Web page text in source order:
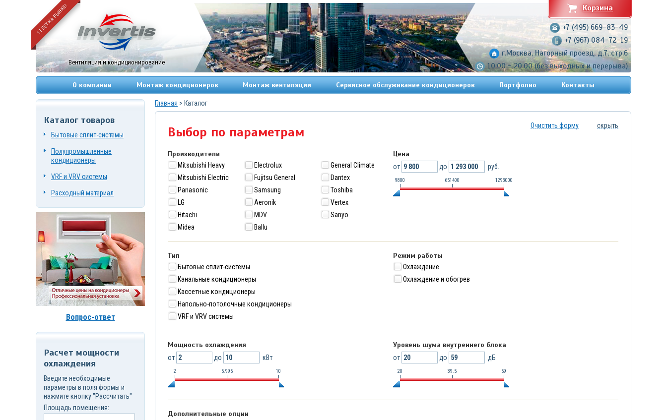
11 ЛЕТ НА РЫНКЕ!
Вентиляция и кондиционирование
+7 (495) 669-83-49
+7 (967) 084-72-19
г.Москва, Нагорный проезд, д.7, стр.6
10:00 - 20:00 (без выходных и перерыва)
Корзина
О компании Монтаж кондиционеров Монтаж вентиляции Сервисное обслуживание кондиционеров Портфолио Контакты
Главная > Каталог
Выбор по параметрам скрыть
Производители
Mitsubishi Heavy
Mitsubishi Electric
Panasonic
LG
Hitachi
Midea
Electrolux
Fujitsu General
Samsung
Aeronik
MDV
Ballu
General Climate
Dantex
Toshiba
Vertex
Sanyo
Цена
от до руб.
9800 651400 1293000
Тип
Бытовые сплит-системы
Канальные кондиционеры
Кассетные кондиционеры
Напольно-потолочные кондиционеры
VRF и VRV системы
Режим работы
Охлаждение
Охлаждение и обогрев
Мощность охлаждения
от до кВт
2 5.995 10
Уровень шума внутреннего блока
от до дБ
20 39.5 59
Дополнительные опции
Очистить форму
Каталог товаров
Бытовые сплит-системы
Полупромышленные
кондиционеры
VRF и VRV системы
Расходный материал
Вопрос-ответ
Расчет мощности
охлаждения
Введите необходимые
параметры в поля формы и
нажмите кнопку "Рассчитать"
Площадь помещения: